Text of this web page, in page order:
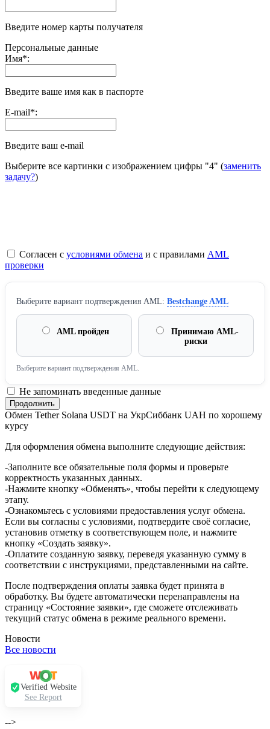
Введите номер карты получателя
Персональные данные
Имя*:
Введите ваше имя как в паспорте
E-mail*:
Введите ваш e-mail
Выберите все картинки с изображением цифры "4" (заменить
задачу?)
Согласен с условиями обмена и с правилами AML
проверки
Выберите вариант подтверждения AML: Bestchange AML
AML пройден
Принимаю AML-
риски
Выберите вариант подтверждения AML.
Не запоминать введенные данные
Обмен Tether Solana USDT на УкрСиббанк UAH по хорошему
курсу
Для оформления обмена выполните следующие действия:
-Заполните все обязательные поля формы и проверьте
корректность указанных данных.
-Нажмите кнопку «Обменять», чтобы перейти к следующему
этапу.
-Ознакомьтесь с условиями предоставления услуг обмена.
Если вы согласны с условиями, подтвердите своё согласие,
установив отметку в соответствующем поле, и нажмите
кнопку «Создать заявку».
-Оплатите созданную заявку, переведя указанную сумму в
соответствии с инструкциями, представленными на сайте.
После подтверждения оплаты заявка будет принята в
обработку. Вы будете автоматически перенаправлены на
страницу «Состояние заявки», где сможете отслеживать
текущий статус обмена в режиме реального времени.
Новости
Все новости
Verified Website
See Report
-->